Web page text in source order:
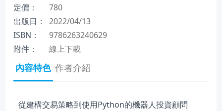
定價：
780
出版日：
2022/04/13
ISBN：
9786263240629
附件：
線上下載
內容特色 作者介紹
從建構交易策略到使用Python的機器人投資顧問